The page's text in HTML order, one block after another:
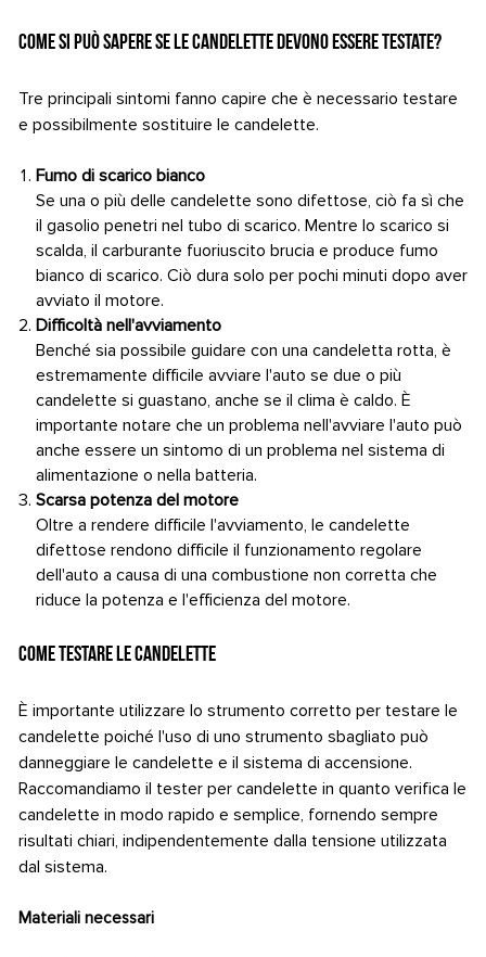
Come si può sapere se le candelette devono essere testate?
Tre principali sintomi fanno capire che è necessario testare
e possibilmente sostituire le candelette.
Fumo di scarico bianco
Se una o più delle candelette sono difettose, ciò fa sì che
il gasolio penetri nel tubo di scarico. Mentre lo scarico si
scalda, il carburante fuoriuscito brucia e produce fumo
bianco di scarico. Ciò dura solo per pochi minuti dopo aver
avviato il motore.
Difficoltà nell'avviamento
Benché sia possibile guidare con una candeletta rotta, è
estremamente difficile avviare l'auto se due o più
candelette si guastano, anche se il clima è caldo. È
importante notare che un problema nell'avviare l'auto può
anche essere un sintomo di un problema nel sistema di
alimentazione o nella batteria.
Scarsa potenza del motore
Oltre a rendere difficile l'avviamento, le candelette
difettose rendono difficile il funzionamento regolare
dell'auto a causa di una combustione non corretta che
riduce la potenza e l'efficienza del motore.
Come testare le candelette
È importante utilizzare lo strumento corretto per testare le
candelette poiché l'uso di uno strumento sbagliato può
danneggiare le candelette e il sistema di accensione.
Raccomandiamo il tester per candelette in quanto verifica le
candelette in modo rapido e semplice, fornendo sempre
risultati chiari, indipendentemente dalla tensione utilizzata
dal sistema.
Materiali necessari